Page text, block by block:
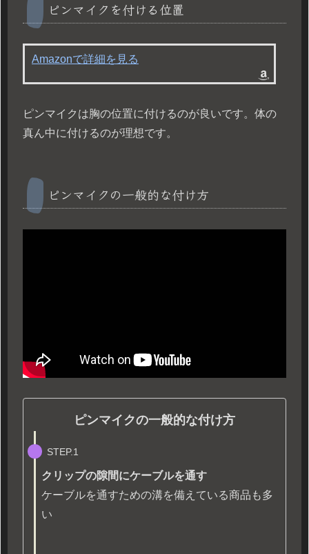
ピンマイクを付ける位置
Amazonで詳細を見る
ピンマイクは胸の位置に付けるのが良いです。体の
真ん中に付けるのが理想です。
ピンマイクの一般的な付け方
ピンマイクの一般的な付け方
STEP.1
クリップの隙間にケーブルを通す
ケーブルを通すための溝を備えている商品も多
い